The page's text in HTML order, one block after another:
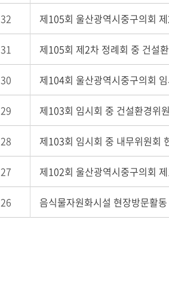
32 제105회 울산광역시중구의회
31 제105회 제2차 정례회 중 건설
30 제104회 울산광역시중구의회
29 제103회 임시회 중 건설환경위
28 제103회 임시회 중 내무위원회
27 제102회 울산광역시중구의회
26 음식물자원화시설 현장방문활동